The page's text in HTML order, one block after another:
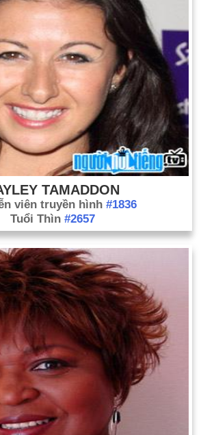
nhưng được thả chỉ sau một lần.
Linda Finch đã hoàn thành chuyến bay
Amelia Earhart.
Pakistan đã tổ chức các vụ thử hạt
thử hạt nhân của Ấn Độ hai tuần trước
Pres. Bush ký cắt giảm thuế 350 tỷ đô
giảm thuế lớn thứ ba trong lịch sử Hoa
TAMADDON
viên truyền hình #1836
Tuổi Thìn #2657